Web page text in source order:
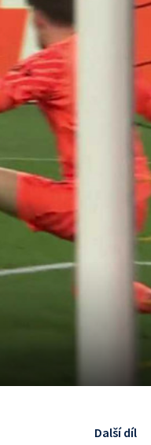
Další díl